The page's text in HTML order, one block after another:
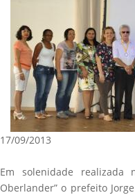
17/09/2013
Em solenidade realizada
Oberlander” o prefeito